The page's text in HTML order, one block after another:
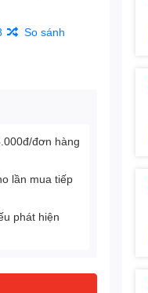
So sánh
đơn hàng
lần mua tiếp
phát hiện